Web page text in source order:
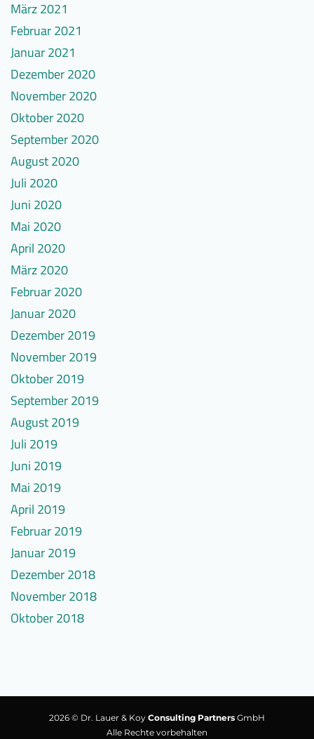
März 2021
Februar 2021
Januar 2021
Dezember 2020
November 2020
Oktober 2020
September 2020
August 2020
Juli 2020
Juni 2020
Mai 2020
April 2020
März 2020
Februar 2020
Januar 2020
Dezember 2019
November 2019
Oktober 2019
September 2019
August 2019
Juli 2019
Juni 2019
Mai 2019
April 2019
Februar 2019
Januar 2019
Dezember 2018
November 2018
Oktober 2018
2026 © Dr. Lauer & Koy Consulting PartnersGmbH
Alle Rechte vorbehalten